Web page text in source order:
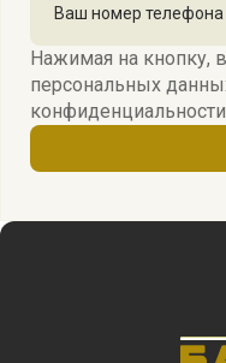
Нажимая на кнопку,
персональных
конфиденциальности